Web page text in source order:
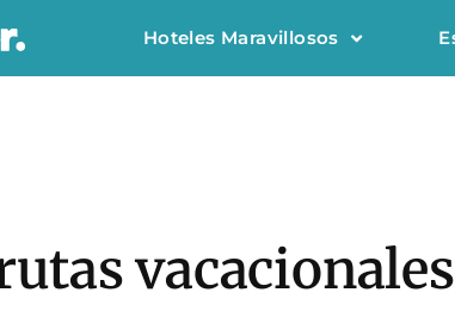
Hoteles Maravillosos
vacacionales